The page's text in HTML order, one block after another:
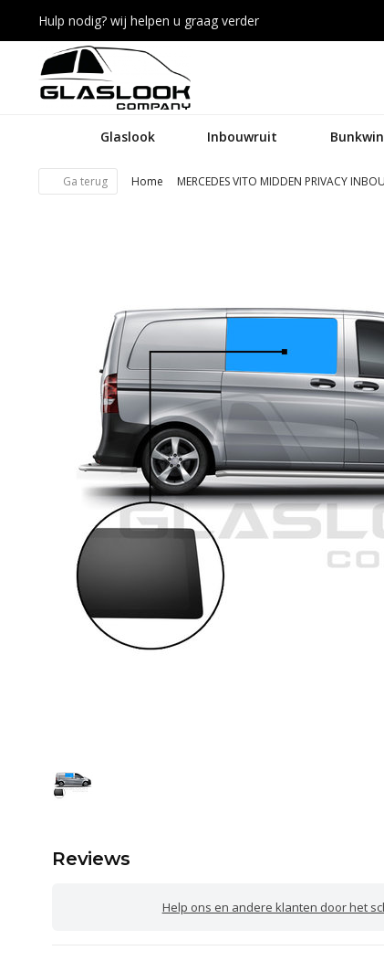
Hulp nodig? wij helpen u graag verder
Glaslook Inbouwruit
Ga terug Home MERCEDES VITO MIDDEN PRIVACY
Reviews
Help ons en andere klanten door het